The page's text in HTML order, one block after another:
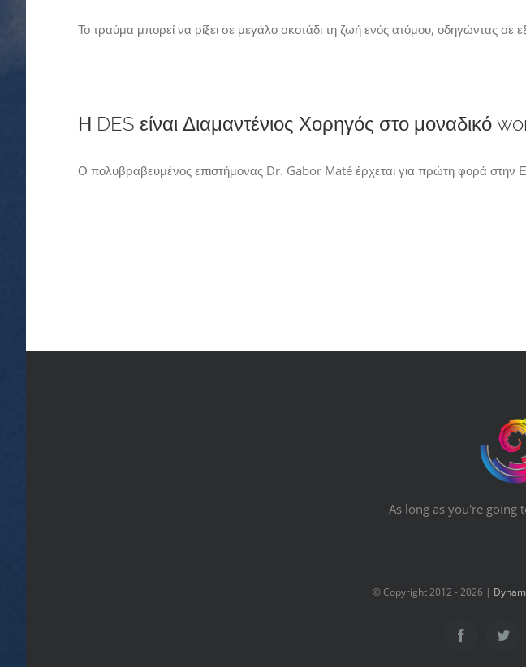
Το τραύμα μπορεί να ρίξει σε μεγάλο σκοτάδι τη ζωή ενός ατόμου, οδηγώντας σε
Η DES είναι Διαμαντένιος Χορηγός στο μοναδικό
Ο πολυβραβευμένος επιστήμονας Dr. Gabor Maté έρχεται για πρώτη φορά στην
As long as you're going
© Copyright 2012 -2026 |
Facebook